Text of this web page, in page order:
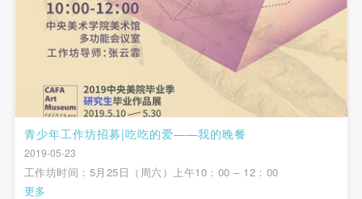
青少年工作坊招募|吃吃的爱——我的晚餐
2019-05-23
工作坊时间：5月25日（周六）上午10：00 – 12：00
更多
（2）、乙方中央美术学院美术馆是一所具有标志
性、专业性、国际化的现代公共美术馆。中央美术学
院美术馆与时代同行，努力塑造一个开放、自由、学
术的空间氛围，竭诚与各单位、企业、机构、艺术家
和观众进行良好互动。以学院的学术研究为基础，积
极策划国际、国内多视角、多领域的展览、论坛及公
共教育活动，为美院师生、中外艺术家以及社会公众
提供一个交流、学习、展示的平台。作为一家公益性
（2）、乙方中央美术学院美术馆是一所具有标志
性、专业性、国际化的现代公共美术馆。中央美术学
院美术馆与时代同行，努力塑造一个开放、自由、学
术的空间氛围，竭诚与各单位、企业、机构、艺术家
和观众进行良好互动。以学院的学术研究为基础，积
极策划国际、国内多视角、多领域的展览、论坛及公
共教育活动，为美院师生、中外艺术家以及社会公众
提供一个交流、学习、展示的平台。作为一家公益性
（2）、乙方中央美术学院美术馆是一所具有标志
性、专业性、国际化的现代公共美术馆。中央美术学
院美术馆与时代同行，努力塑造一个开放、自由、学
术的空间氛围，竭诚与各单位、企业、机构、艺术家
和观众进行良好互动。以学院的学术研究为基础，积
极策划国际、国内多视角、多领域的展览、论坛及公
共教育活动，为美院师生、中外艺术家以及社会公众
提供一个交流、学习、展示的平台。作为一家公益性